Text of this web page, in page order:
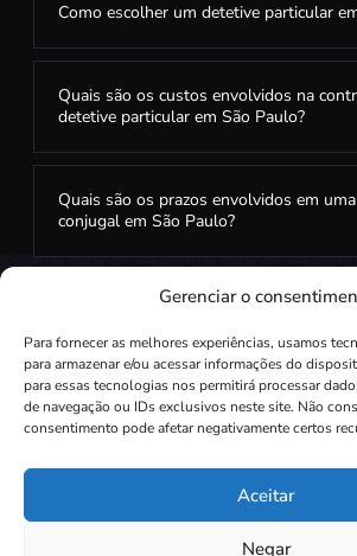
Gerenciar o
Para fornecer as melhores experiências, usamos
para armazenar e/ou acessar informações do
para essas tecnologias nos permitirá processar
de navegação ou IDs exclusivos neste site. Não
consentimento pode afetar negativamente certos
Aceitar
Negar
Como escolher um detetive particular
Quais são os custos envolvidos na
detetive particular em São Paulo?
Quais são os prazos envolvidos em
conjugal em São Paulo?
Independente do seu
Encontraremos a verdade com